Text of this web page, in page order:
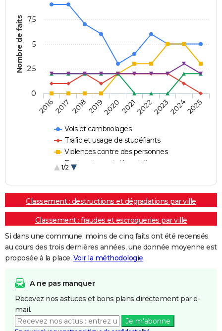
Nombre de faits
Vols et cambriolages
Trafic et usage de stupéfiants
Violences contre des personnes
Destructions et dégradations
1/2
20162017 20182019202020212022202320242025
0
2,5
5
7,5
Classement : destructions et dégradations par ville
Classement : fraudes et escroqueries par ville
Si dans une commune, moins de cinq faits ont été recensés
au cours des trois dernières années, une donnée moyenne est
proposée à la place. Voir la méthodologie.
A ne pas manquer
Recevez nos astuces et bons plans directement par e-
mail.
Je m'abonne